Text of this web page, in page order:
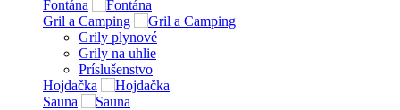
Fontána
Gril a Camping
Grily plynové
Grily na uhlie
Príslušenstvo
Hojdačka
Sauna